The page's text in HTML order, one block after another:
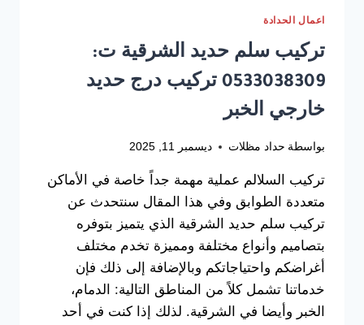
اعمال الحدادة
تركيب سلم حديد الشرقية ت:
0533038309 تركيب درج حديد
خارجي الخبر
بواسطة حداد مظلات ديسمبر 11, 2025
تركيب السلالم عملية مهمة جداً خاصة في الأماكن
متعددة الطوابق وفي هذا المقال سنتحدث عن
تركيب سلم حديد الشرقية الذي يتميز بتوفره
بتصاميم وأنواع مختلفة ومميزة تخدم مختلف
أغراضكم واحتياجاتكم وبالإضافة إلى ذلك فإن
خدماتنا تشمل كلاً من المناطق التالية: الدمام،
الخبر وأيضا في الشرقية. لذلك إذا كنت في أحد